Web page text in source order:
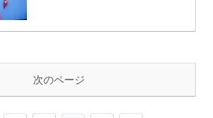
次のページ